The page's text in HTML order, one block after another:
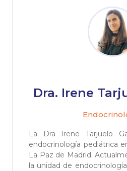
Dra. Irene
La Dra Irene Tarjuelo
endocrinología pediátrica
La Paz de Madrid.
la unidad de